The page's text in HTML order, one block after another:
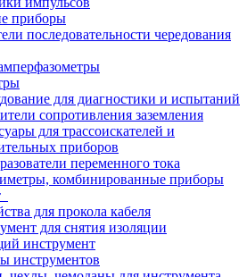
приборы
последовательности чередования
для диагностики и испытаний
сопротивления заземления
для трассоискателей и
приборов
переменного тока
комбинированные приборы
для прокола кабеля
для снятия изоляции
инструмент
инструментов